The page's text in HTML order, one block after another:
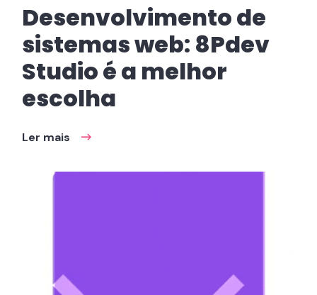
Desenvolvimento de
sistemas web: 8Pdev
Studio é a melhor
escolha
Ler mais